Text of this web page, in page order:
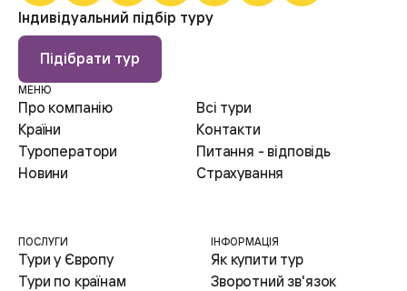
Індивідуальний підбір туру
Підібрати тур
ПОСЛУГИ
Тури у Європу
Тури по країнам
ІНФОРМАЦІЯ
Як купити тур
Зворотний зв'язок
МЕНЮ
Про компанію
Всі тури
Країни
Контакти
Туроператори
Питання - відповідь
Новини
Страхування